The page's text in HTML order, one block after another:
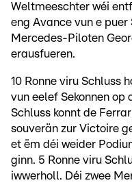
Weltmeeschter wéi
eng Avance vun e puer
Mercedes-Piloten
erausfueren.
10 Ronne viru Schluss
vun eelef Sekonnen op
Schluss konnt de
souverän zur Victoire
et ëm déi weider
ginn. 5 Ronne viru
iwwerholl. Déi zwee